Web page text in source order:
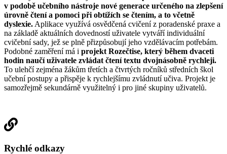
v podobě učebního nástroje nové generace určeného na zlepšení
úrovně čtení a pomoci při obtížích se čtením, a to včetně
dyslexie.Aplikace využívá osvědčená cvičení z poradenské praxe a
na základě aktuálních dovedností uživatele vytváří individuální
cvičební sady, jež se plně přizpůsobují jeho vzdělávacím potřebám.
Podobné zaměření má i projekt Rozečtise, který během dvaceti
hodin naučí uživatele zvládat čtení textu dvojnásobně rychleji.
To ulehčí zejména žákům třetích a čtvrtých ročníků středních škol
učební postupy a přispěje k rychlejšímu zvládnutí učiva. Projekt je
samozřejmě sekundárně využitelný i pro jiné skupiny uživatelů.
Rychlé odkazy